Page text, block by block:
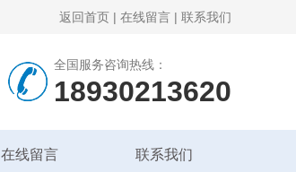
返回首页 | 在线留言 | 联系我们
全国服务咨询热线：
18930213620
在线留言 联系我们